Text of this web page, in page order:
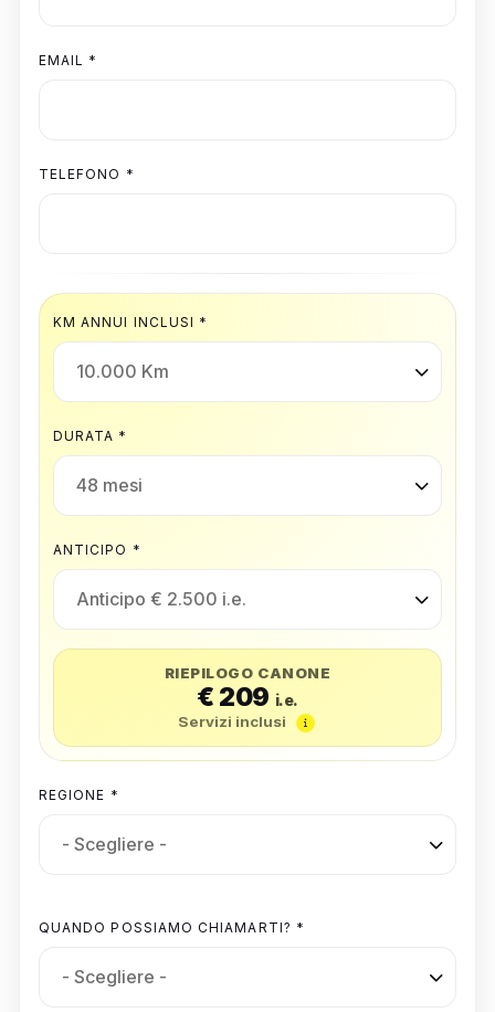
EMAIL *
TELEFONO *
KM ANNUI INCLUSI *
DURATA *
ANTICIPO *
RIEPILOGO CANONE
€ 209 i.e.
Servizi inclusi
REGIONE *
QUANDO POSSIAMO CHIAMARTI? *